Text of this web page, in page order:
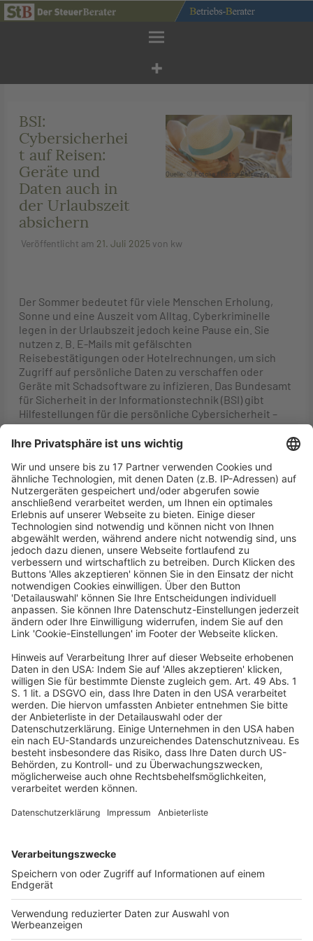
Zum
Inhalt
Quelle: © Fotolia / Dasha Petrenko
BSI:
Cybersicherhei
t auf Reisen:
Geräte und
Daten auch in
der Urlaubszeit
absichern
Veröffentlicht am 21. Juli 2025von kw
Der Sommer bedeutet für viele Menschen Erholung,
Sonne und eine Auszeit vom Alltag. Cyberkriminelle
legen in der Urlaubszeit jedoch keine Pause ein. Sie
nutzen z. B. E-Mails mit gefälschten
Reisebestätigungen oder Hotelrechnungen, um sich
Zugriff auf persönliche Daten zu verschaffen oder
Geräte mit Schadsoftware zu infizieren. Das Bundesamt
für Sicherheit in der Informationstechnik (BSI) gibt
Hilfestellungen für die persönliche Cybersicherheit –
auch von unterwegs.
Anhänge öffnen. Mitunter geben sich Kriminelle etwa
als Hotelbetreiber oder Reiseveranstalter aus. Wenn
Sie über ein Portal gebucht haben, kommunizieren
Sie z. B. mit dem Hotel daher ausschließlich darüber.
Sehen Sie Rechnungen und Reiseunterlagen direkt
beim Anbieter ein. Geben Sie etwa die Adresse der
Webseite in den Browser ein statt einem Link in
einer E-Mail zu folgen.
Gehen Sie sparsam mit Ihren Daten um. Eine
Abwesenheitsnotiz in Ihrem E-Mail-Programm oder in
den sozialen Medien veröffentlichte Fotos können
Betrügerinnen und Betrüger zu Informationen
verhelfen, die sie dann für ihre Maschen
missbrauchen.
Nutzen Sie öffentliche WLANs nur mit Vorsicht.
Kriminelle erstellen mitunter bspw. WLANs mit
Namen wie „Free Airport WiFi“, um Daten von
Nutzerinnen und Nutzern abzufangen. In anderen
Fällen nutzen sie öffentliche WLANs, um Geräte mit
Sicherheitslücken zu identifizieren. Abhilfe schafft
ein VPN eines vertrauenswürdigen Anbieters.
Vorsicht gilt auch bei öffentlichen Ladestationen
bspw. in Reisebussen. Dort zur Verfügung gestellte
Kabel erlauben mitunter auch die Übertragung von
Daten: So kann etwa Schadsoftware eingeschleust
werden. Abhilfe bieten spezielle Kabel oder Adapter,
Stromfluss weiter erlauben.
Richten Sie eine Bildschirmsperre ein: Indem das
Gerät vor der Nutzung z. B. per Fingerabdruck
oder PIN entsperrt werden muss, schützen Sie
Daten bei Verlust oder Diebstahl.